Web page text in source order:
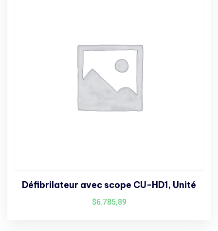
Défibrilateur avec scope CU-HD1, Unité
$6.785,89